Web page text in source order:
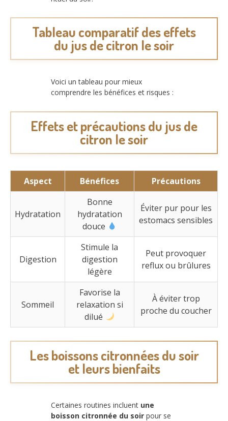
Tableau comparatif des effets
du jus de citron le soir
Voici un tableau pour mieux
comprendre les bénéfices et risques :
Effets et précautions du jus de
citron le soir
Aspect Bénéfices Précautions
Hydratation
Bonne
hydratation
douce
Éviter pur pour les
estomacs sensibles
Digestion
Stimule la
digestion
légère
Peut provoquer
reflux ou brûlures
Sommeil
Favorise la
relaxation si
dilué
À éviter trop
proche du coucher
Les boissons citronnées du soir
et leurs bienfaits
Certaines routines incluent une
boisson citronnée du soir pour se